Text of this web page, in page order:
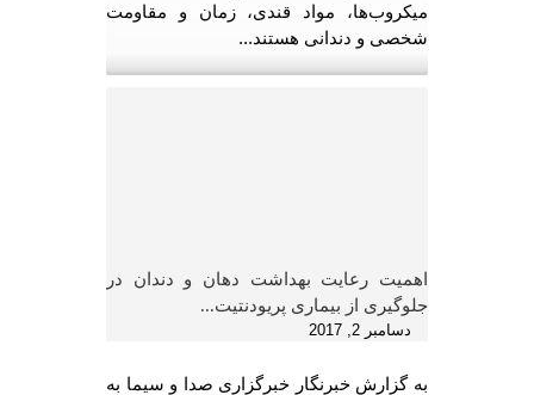
میکروب‌ها، مواد قندی، زمان و مقاومت
شخصی و دندانی هستند...
اهمیت رعایت بهداشت دهان و دندان در
جلوگیری از بیماری پریودنتیت...
دسامبر 2, 2017
به گزارش خبرنگار خبرگزاری صدا و سیما به